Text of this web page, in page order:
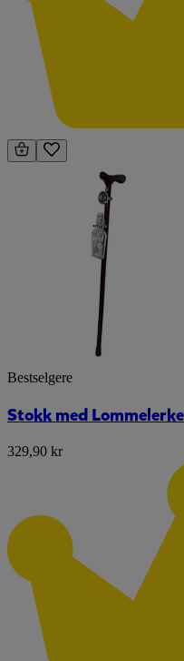
Bestselgere
Stokk med
329,90 kr